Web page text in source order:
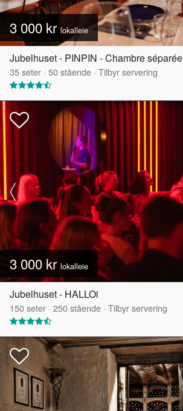
3 000 kr lokalleie
Jubelhuset - PINPIN - Chambre séparée
35seter · 50stående · Tilbyr servering
3 000 kr lokalleie
Jubelhuset - HALLOi
150seter · 250stående · Tilbyr servering